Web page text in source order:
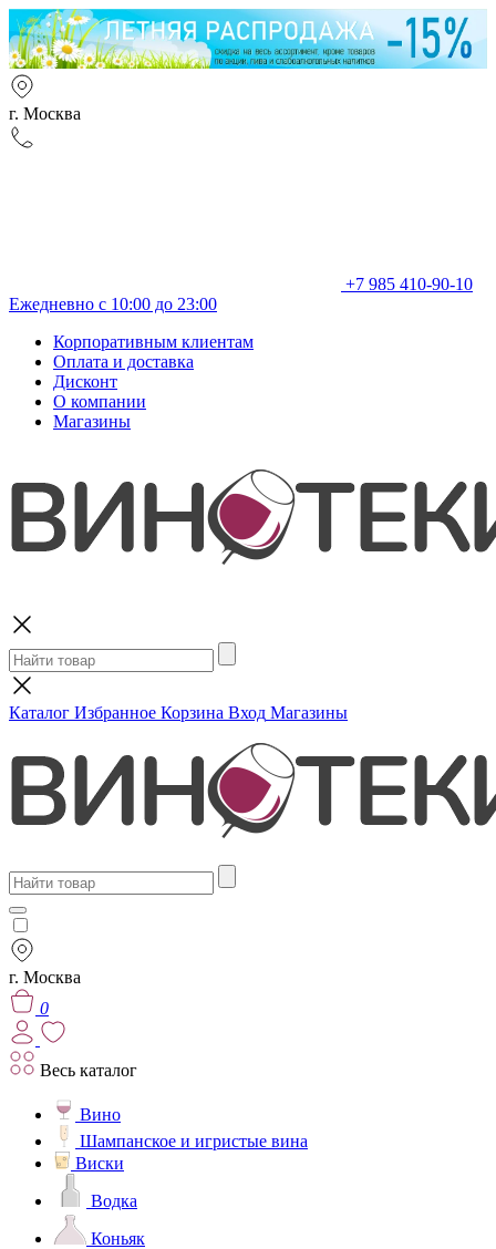
г. Москва
+7 985 410-90-10
Ежедневно с 10:00 до 23:00
Корпоративным клиентам
Оплата и доставка
Дисконт
О компании
Магазины
Каталог Избранное Корзина Вход Магазины
г. Москва
0
Весь каталог
Вино
Шампанское и игристые вина
Виски
Водка
Коньяк